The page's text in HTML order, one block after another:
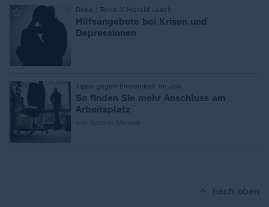
Doku | Terra X Harald Lesch
Hilfsangebote bei Krisen und
Depressionen
Tipps gegen Einsamkeit im Job
So finden Sie mehr Anschluss am
Arbeitsplatz
nach oben